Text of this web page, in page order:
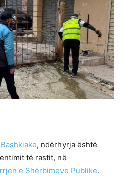
, ndërhyrja është
të rastit, në
e Shërbimeve Publike.